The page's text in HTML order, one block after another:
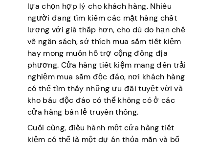
lựa chọn hợp lý cho khách hàng. Nhiều
người đang tìm kiếm các mặt hàng chất
lượng với giá thấp hơn, cho dù do hạn chế
về ngân sách, sở thích mua sắm tiết kiệm
hay mong muốn hỗ trợ cộng đồng địa
phương. Cửa hàng tiết kiệm mang đến trải
nghiệm mua sắm độc đáo, nơi khách hàng
có thể tìm thấy những ưu đãi tuyệt vời và
kho báu độc đáo có thể không có ở các
cửa hàng bán lẻ truyền thống.
Cuối cùng, điều hành một cửa hàng tiết
kiệm có thể là một dự án thỏa mãn và bổ